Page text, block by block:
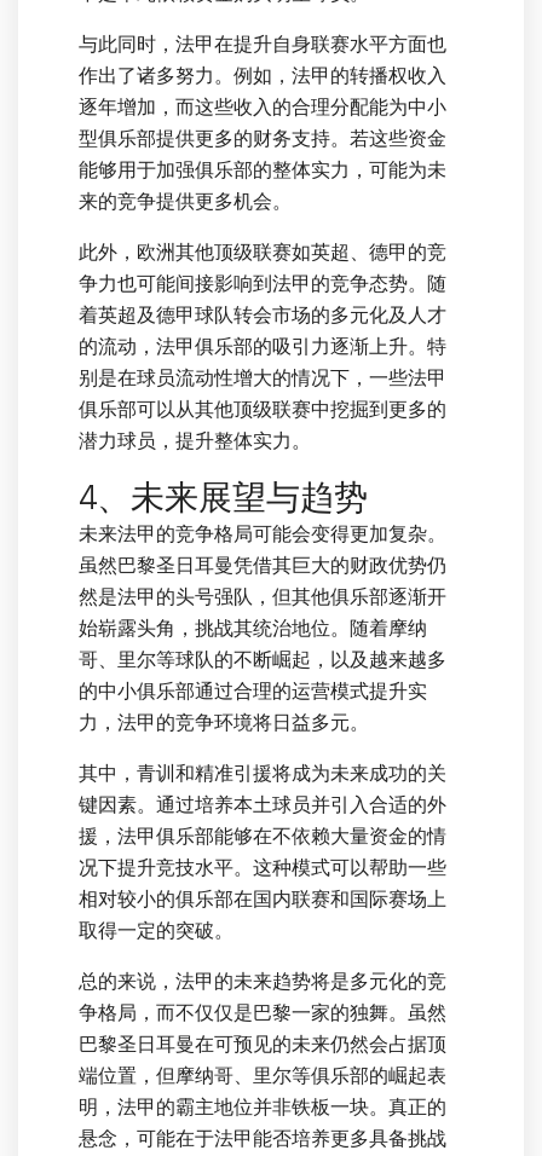
与此同时，法甲在提升自身联赛水平方面也
作出了诸多努力。例如，法甲的转播权收入
逐年增加，而这些收入的合理分配能为中小
型俱乐部提供更多的财务支持。若这些资金
能够用于加强俱乐部的整体实力，可能为未
来的竞争提供更多机会。
此外，欧洲其他顶级联赛如英超、德甲的竞
争力也可能间接影响到法甲的竞争态势。随
着英超及德甲球队转会市场的多元化及人才
的流动，法甲俱乐部的吸引力逐渐上升。特
别是在球员流动性增大的情况下，一些法甲
俱乐部可以从其他顶级联赛中挖掘到更多的
潜力球员，提升整体实力。
4、未来展望与趋势
未来法甲的竞争格局可能会变得更加复杂。
虽然巴黎圣日耳曼凭借其巨大的财政优势仍
然是法甲的头号强队，但其他俱乐部逐渐开
始崭露头角，挑战其统治地位。随着摩纳
哥、里尔等球队的不断崛起，以及越来越多
的中小俱乐部通过合理的运营模式提升实
力，法甲的竞争环境将日益多元。
其中，青训和精准引援将成为未来成功的关
键因素。通过培养本土球员并引入合适的外
援，法甲俱乐部能够在不依赖大量资金的情
况下提升竞技水平。这种模式可以帮助一些
相对较小的俱乐部在国内联赛和国际赛场上
取得一定的突破。
总的来说，法甲的未来趋势将是多元化的竞
争格局，而不仅仅是巴黎一家的独舞。虽然
巴黎圣日耳曼在可预见的未来仍然会占据顶
端位置，但摩纳哥、里尔等俱乐部的崛起表
明，法甲的霸主地位并非铁板一块。真正的
悬念，可能在于法甲能否培养更多具备挑战